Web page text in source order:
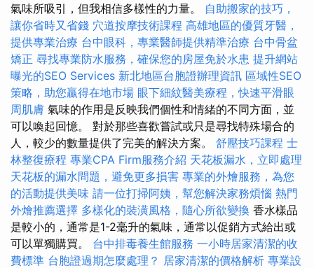
氣味所吸引，但我相信多樣性的力量。 自助搬家的技巧，
讓你省時又省錢 穴道按摩技術課程 高雄地區的優質牙醫，
提供專業治療 台中眼科，專業醫師提供精準治療 台中骨盆
矯正 尋找專業防水服務，確保您的房屋免於水患 提升網站
曝光的SEO Services 新北地區台胞證辦理資訊 區域性SEO
策略，助您贏得在地市場 眼下細紋醫美療程，快速平滑眼
周肌膚 氣味的作用是反映我們個性和情緒的不同方面，並
可以喚起回憶。 對於那些喜歡嘗試或只是尋找特殊場合的
人，較少的數量提供了完美的解決方案。 舒壓技巧課程 士
林整復療程 專業CPA Firm服務介紹 天花板漏水，立即處理
天花板的漏水問題，避免更多損害 專業的外燴服務，為您
的活動提供美味 請一位打掃阿姨，幫您解決家務煩惱 熱門
外燴推薦選擇 多樣化的裝潢風格，隨心所欲變換 香水樣品
是較小的，通常是1-2毫升的氣味，通常以促銷方式給出或
可以單獨購買。 台中排毒養生館服務 一小時居家清潔的收
費標準 台胞證過期怎麼處理？ 居家清潔的價格解析 專業設